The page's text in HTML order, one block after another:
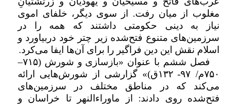
مغلوب از میان رفت. از سوی دیگر، خلفای اموی
نیاز به دینی حکومتی داشتند که همه را در
سرزمین‌های متنوع فتح‌شده زیر چتر خود دربیاورد و
اسلام نقش این دین فراگیر را برای آن‌ها ایفا می‌کرد.
فصل ششم با عنوان «بازسازی و شورش (
۷۱۵–
۷۵۰م/ ۹۷- ۱۳۲ق)» گزارشی از شورش‌هایی ارائه
می‌کند که در مناطق مختلف در سرزمین‌های
فتح‌شده روی دادند: از ماوراءالنهر تا خراسان و